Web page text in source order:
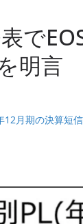
で
明言
12月期の決算短